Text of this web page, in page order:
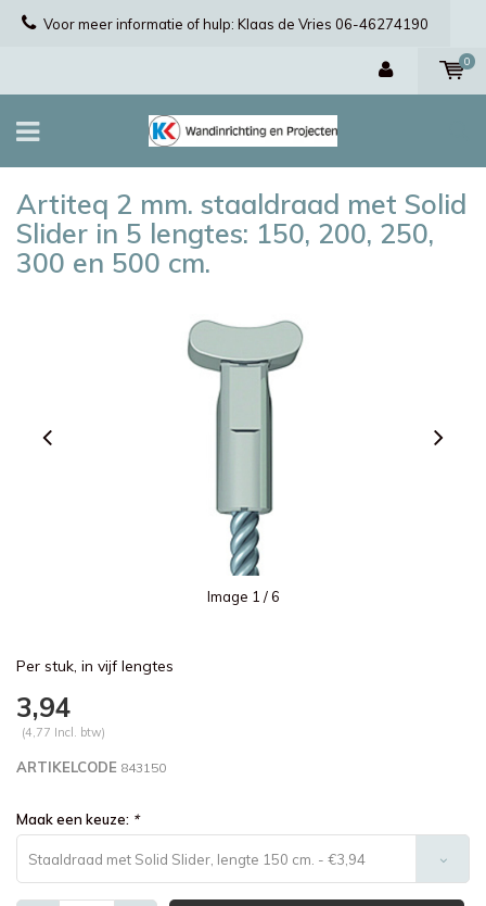
Voor meer informatie of hulp: Klaas de Vries 06-46274190
0
Artiteq 2 mm. staaldraad met Solid
Slider in 5 lengtes: 150, 200, 250,
300 en 500 cm.
Image 1 / 6
Per stuk, in vijf lengtes
3,94
(4,77 Incl. btw)
ARTIKELCODE 843150
Maak een keuze: *
Staaldraad met Solid Slider, lengte 150 cm. - €3,94